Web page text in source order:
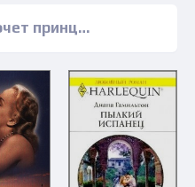
бесплатно полные версии